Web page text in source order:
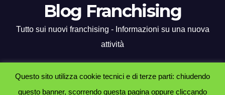
Blog Franchising
Tutto sui nuovi franchising - Informazioni su una nuova
attività
Proudly powered by WordPress|Tema: Newsup diThemeansar.
Questo sito utilizza cookie tecnici e di terze parti: chiudendo
questo banner, scorrendo questa pagina oppure cliccando